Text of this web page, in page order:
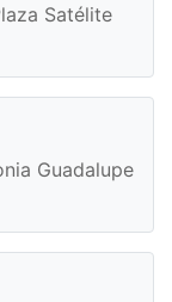
Satélite
Guadalupe